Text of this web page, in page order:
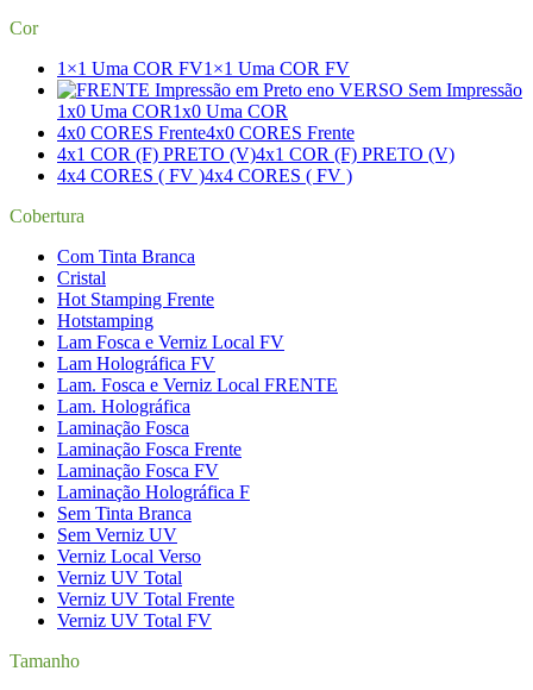
Cor
1×1 Uma COR FV1×1 Uma COR FV
1x0 Uma COR1x0 Uma COR
4x0 CORES Frente4x0 CORES Frente
4x1 COR (F) PRETO (V)4x1 COR (F) PRETO (V)
4x4 CORES ( FV )4x4 CORES ( FV )
Cobertura
Com Tinta Branca
Cristal
Hot Stamping Frente
Hotstamping
Lam Fosca e Verniz Local FV
Lam Holográfica FV
Lam. Fosca e Verniz Local FRENTE
Lam. Holográfica
Laminação Fosca
Laminação Fosca Frente
Laminação Fosca FV
Laminação Holográfica F
Sem Tinta Branca
Sem Verniz UV
Verniz Local Verso
Verniz UV Total
Verniz UV Total Frente
Verniz UV Total FV
Tamanho